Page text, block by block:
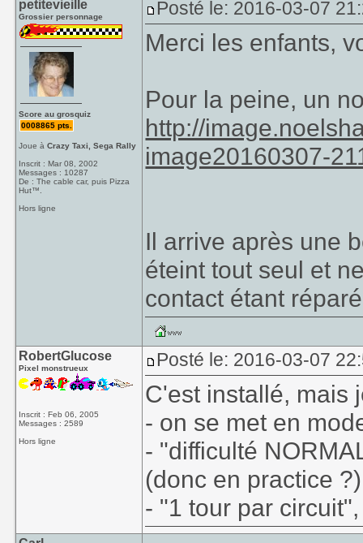
petitevieille
Grossier personnage
Score au grosquiz
0008865 pts.
Joue àCrazy Taxi, Sega Rally
Inscrit : Mar 08, 2002
Messages : 10287
De : The cable car, puis Pizza
Hut™.
Hors ligne
Posté le: 2016-03-07
Merci les enfants,
Pour la peine, un
http://
image20160307-
Il arrive après une
éteint tout seul et
contact étant
RobertGlucose
Pixel monstrueux
Inscrit : Feb 06, 2005
Messages : 2589
Hors ligne
Posté le: 2016-03-07
C'est installé, mais
- on se met en
- "difficulté
(donc en practice ?)
- "1 tour par